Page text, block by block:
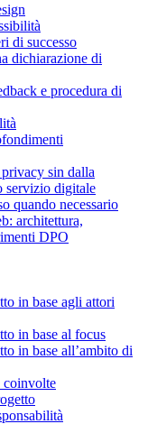
di successo
dichiarazione di
e procedura di
sin dalla
servizio digitale
quando necessario
architettura,
DPO
in base agli attori
in base al focus
in base all’ambito di
coinvolte